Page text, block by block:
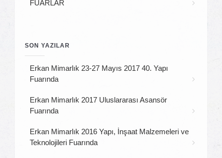
FUARLAR
SON YAZILAR
Erkan Mimarlık 23-27 Mayıs 2017 40. Yapı
Fuarında
Erkan Mimarlık 2017 Uluslararası Asansör
Fuarında
Erkan Mimarlık 2016 Yapı, İnşaat Malzemeleri ve
Teknolojileri Fuarında